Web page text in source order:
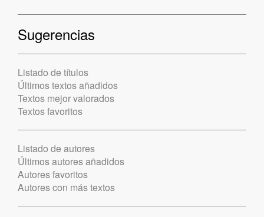
Sugerencias
Listado de títulos
Últimos textos añadidos
Textos mejor valorados
Textos favoritos
Listado de autores
Últimos autores añadidos
Autores favoritos
Autores con más textos